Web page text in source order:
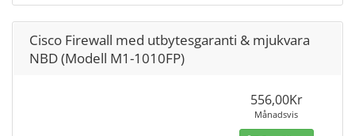
Cisco Firewall med utbytesgaranti & mjukvara
NBD (Modell M1-1010FP)
556,00Kr
Månadsvis